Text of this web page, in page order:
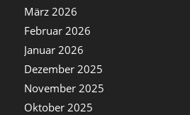
März 2026
Februar 2026
Januar 2026
Dezember 2025
November 2025
Oktober 2025